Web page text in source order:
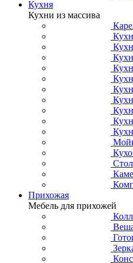
Кухня
Кухни из массива
Прихожая
Мебель для прихожей